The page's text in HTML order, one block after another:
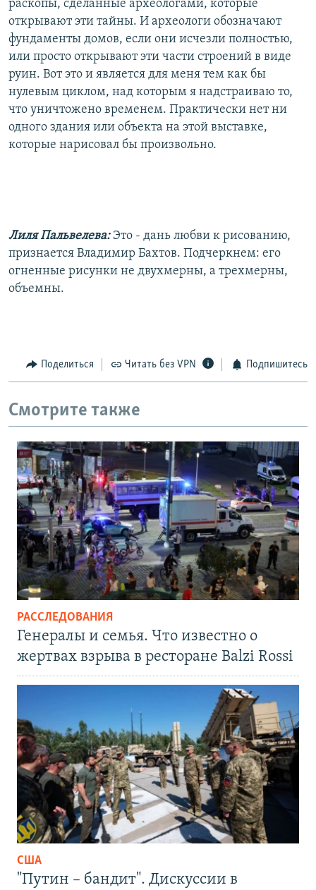
раскопы, сделанные археологами, которые
открывают эти тайны. И археологи обозначают
фундаменты домов, если они исчезли полностью,
или просто открывают эти части строений в виде
руин. Вот это и является для меня тем как бы
нулевым циклом, над которым я надстраиваю то,
что уничтожено временем. Практически нет ни
одного здания или объекта на этой выставке,
которые нарисовал бы произвольно.
Лиля Пальвелева: Это - дань любви к рисованию,
признается Владимир Бахтов. Подчеркнем: его
огненные рисунки не двухмерны, а трехмерны,
объемны.
Поделиться Читать без VPN Подпишитесь
Смотрите также
РАССЛЕДОВАНИЯ
Генералы и семья. Что известно о
жертвах взрыва в ресторане Balzi Rossi
США
"Путин – бандит". Дискуссии в